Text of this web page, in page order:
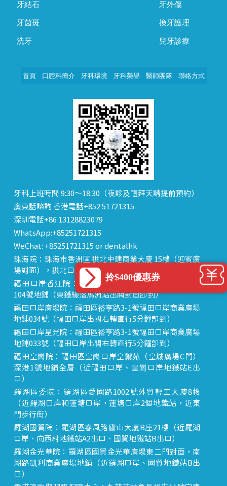
牙結石
牙菌斑
洗牙
牙外傷
換牙護理
兒牙診療
首頁 口腔科簡介 牙科環境 牙科榮譽 醫師團隊 聯絡方式
牙科上班時間 9:30～18:30（夜診及禮拜天請提前預約）
廣東話諮詢 香港電話+852 51721315
深圳電話+86 13128823079
WhatsApp:+85251721315
WeChat: +85251721315 or dentalhk
珠海院：珠海市香洲區 拱北中建商業大廈 15樓（迎賓廣
場對面），拱北口岸步行8分鐘直達
福田口岸香江院：福田區福田口岸正對面，海悅華城
104號地鋪（東鐵線落馬洲站出關對面即到）
福田口岸廣場院：福田區裕亨路3-1號福田口岸商業廣場
地鋪034號（福田口岸出關右轉直行5分鐘即到）
福田口岸星光院：福田區裕亨路3-1號福田口岸商業廣場
地鋪033號（福田口岸出關右轉直行5分鐘即到）
福田皇崗院：福田區皇崗口岸皇禦苑（皇城廣場C門）
深港1號地鋪全層（近福田口岸、皇崗口岸地鐵站E出
口）
羅湖區委院：羅湖區愛國路1002號外貿輕工大廈8樓
（近羅湖口岸和蓮塘口岸，蓮塘口岸2個地鐵站，近東
門步行街）
羅湖國貿院：羅湖區春風路廬山大廈B座21樓（近羅湖
口岸、向西村地鐵站A2出口、國貿地鐵站B出口）
羅湖金光華院：羅湖區國貿金光華廣場東二門對面，南
湖路凱利商業廣場地鋪（近羅湖口岸、國貿地鐵站B出
口）
拎$400優惠券